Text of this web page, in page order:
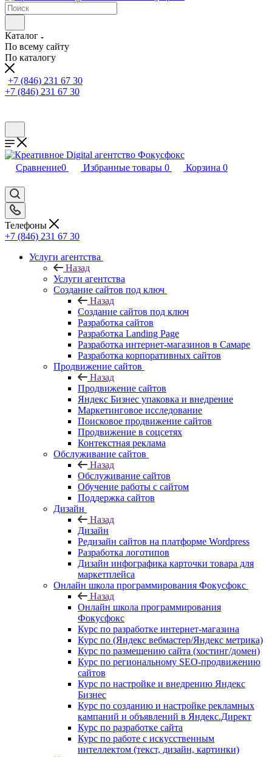
Каталог
По всему сайту
По каталогу
+7 (846) 231 67 30
+7 (846) 231 67 30
Сравнение0 Избранные товары 0 Корзина 0
Телефоны
+7 (846) 231 67 30
Услуги агентства
Назад
Услуги агентства
Создание сайтов под ключ
Назад
Создание сайтов под ключ
Разработка сайтов
Разработка Landing Page
Разработка интернет-магазинов в Самаре
Разработка корпоративных сайтов
Продвижение сайтов
Назад
Продвижение сайтов
Яндекс Бизнес упаковка и внедрение
Маркетинговое исследование
Поисковое продвижение сайтов
Продвижение в соцсетях
Контекстная реклама
Обслуживание сайтов
Назад
Обслуживание сайтов
Обучение работы с сайтом
Поддержка сайтов
Дизайн
Назад
Дизайн
Редизайн сайтов на платформе Wordpress
Разработка логотипов
Дизайн инфографика карточки товара для
маркетплейса
Онлайн школа программирования Фокусфокс
Назад
Онлайн школа программирования
Фокусфокс
Курс по разработке интернет-магазина
Курс по (Яндекс вебмастер/Яндекс метрика)
Курс по размещению сайта (хостинг/домен)
Курс по региональному SEO-продвижению
сайтов
Курс по настройке и внедрению Яндекс
Бизнес
Курс по созданию и настройке рекламных
кампаний и объявлений в Яндекс.Директ
Курс по разработке сайта
Курс по работе с искусственным
интеллектом (текст, дизайн, картинки)